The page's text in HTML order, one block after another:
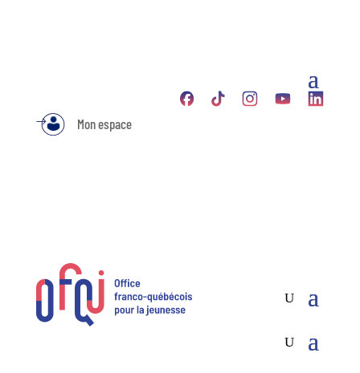
Mon espace